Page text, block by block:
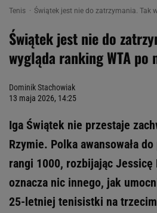
Tenis Świątek jest nie do zatrzymania. Tak
Świątek jest nie do
wygląda ranking WTA po
Dominik Stachowiak
13 maja 2026, 14:25
Iga Świątek nie przestaje
Rzymie. Polka awansowała
rangi 1000, rozbijając Jessicę
oznacza nic innego, jak
25-letniej tenisistki na